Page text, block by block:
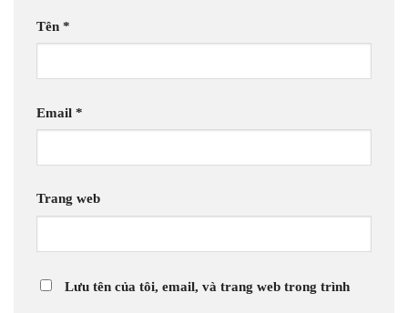
Tên *
Email *
Trang web
Lưu tên của tôi, email, và trang web trong trình